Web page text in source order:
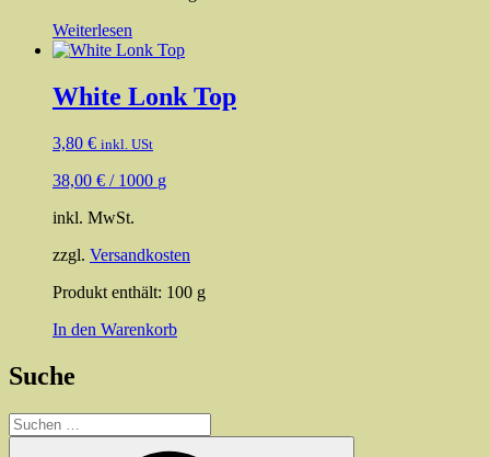
Weiterlesen
White Lonk Top
3,80 € inkl. USt
38,00 € / 1000 g
inkl. MwSt.
zzgl. Versandkosten
Produkt enthält: 100 g
In den Warenkorb
Suche
Suchen
nach: